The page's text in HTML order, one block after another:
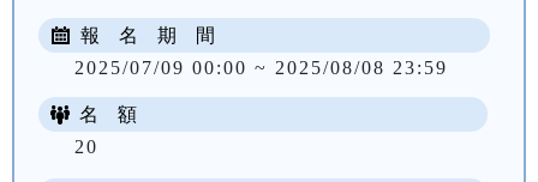
報 名 期 間
2025/07/09 00:00 ~ 2025/08/08 23:59
名 額
20